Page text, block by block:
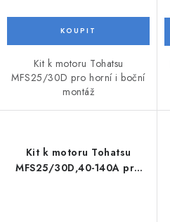
Kit k motoru Tohatsu
MFS25/30D pro horní i boční
montáž
Kit k motoru Tohatsu
MFS25/30D,40-140A pro